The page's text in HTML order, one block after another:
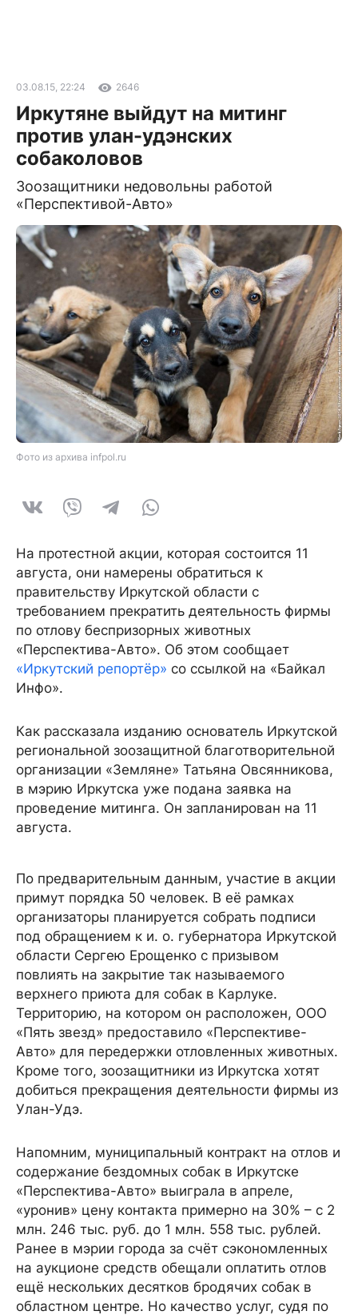
03.08.15, 22:24 2646
Иркутяне выйдут на митинг
против улан-удэнских
собаколовов
Зоозащитники недовольны работой
«Перспективой-Авто»
Фото из архива infpol.ru
На протестной акции, которая состоится 11
августа, они намерены обратиться к
правительству Иркутской области с
требованием прекратить деятельность фирмы
по отлову беспризорных животных
«Перспектива-Авто». Об этом сообщает
«Иркутский репортёр» со ссылкой на «Байкал
Инфо».
Как рассказала изданию основатель Иркутской
региональной зоозащитной благотворительной
организации «Земляне» Татьяна Овсянникова,
в мэрию Иркутска уже подана заявка на
проведение митинга. Он запланирован на 11
августа.
По предварительным данным, участие в акции
примут порядка 50 человек. В её рамках
организаторы планируется собрать подписи
под обращением к и. о. губернатора Иркутской
области Сергею Ерощенко с призывом
повлиять на закрытие так называемого
верхнего приюта для собак в Карлуке.
Территорию, на котором он расположен, ООО
«Пять звезд» предоставило «Перспективе-
Авто» для передержки отловленных животных.
Кроме того, зоозащитники из Иркутска хотят
добиться прекращения деятельности фирмы из
Улан-Удэ.
Напомним, муниципальный контракт на отлов и
содержание бездомных собак в Иркутске
«Перспектива-Авто» выиграла в апреле,
«уронив» цену контакта примерно на 30% – с 2
млн. 246 тыс. руб. до 1 млн. 558 тыс. рублей.
Ранее в мэрии города за счёт сэкономленных
на аукционе средств обещали оплатить отлов
ещё нескольких десятков бродячих собак в
областном центре. Но качество услуг, судя по